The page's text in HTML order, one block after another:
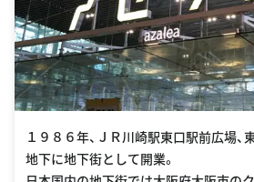
１９８６年、ＪＲ川崎駅東口駅前広場
地下に地下街として開業。